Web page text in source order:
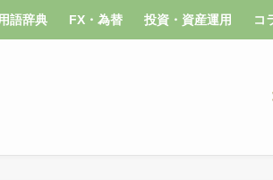
用語辞典 FX・為替 投資・資産運用 コ